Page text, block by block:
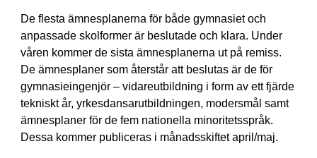
De flesta ämnesplanerna för både gymnasiet och
anpassade skolformer är beslutade och klara. Under
våren kommer de sista ämnesplanerna ut på remiss.
De ämnesplaner som återstår att beslutas är de för
gymnasieingenjör – vidareutbildning i form av ett fjärde
tekniskt år, yrkesdansarutbildningen, modersmål samt
ämnesplaner för de fem nationella minoritetsspråk.
Dessa kommer publiceras i månadsskiftet april/maj.